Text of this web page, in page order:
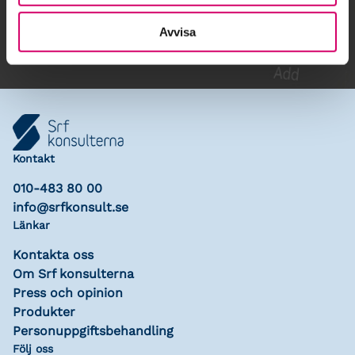
Avvisa
Lägg till i kalender
Kontakt
010-483 80 00
info@srfkonsult.se
Länkar
Kontakta oss
Om Srf konsulterna
Press och opinion
Produkter
Personuppgiftsbehandling
Följ oss